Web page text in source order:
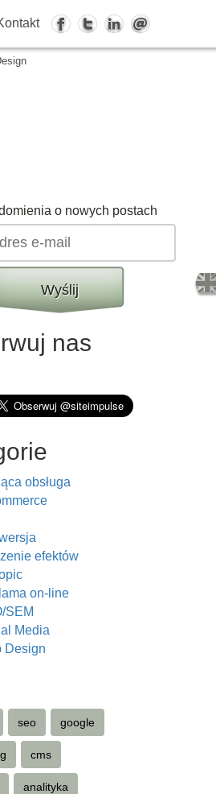
o nowych postach
Wyślij
nas
obsługa
efektów
on-line
SEM
Media
Design
seo google
cms
analityka